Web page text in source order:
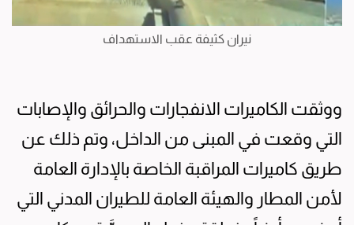
نيران كثيفة عقب الاستهداف
ووثقت الكاميرات الانفجارات والحرائق والإصابات
التي وقعت في المبنى من الداخل، وتم ذلك عن
طريق كاميرات المراقبة الخاصة بالإدارة العامة
لأمن المطار والهيئة العامة للطيران المدني التي